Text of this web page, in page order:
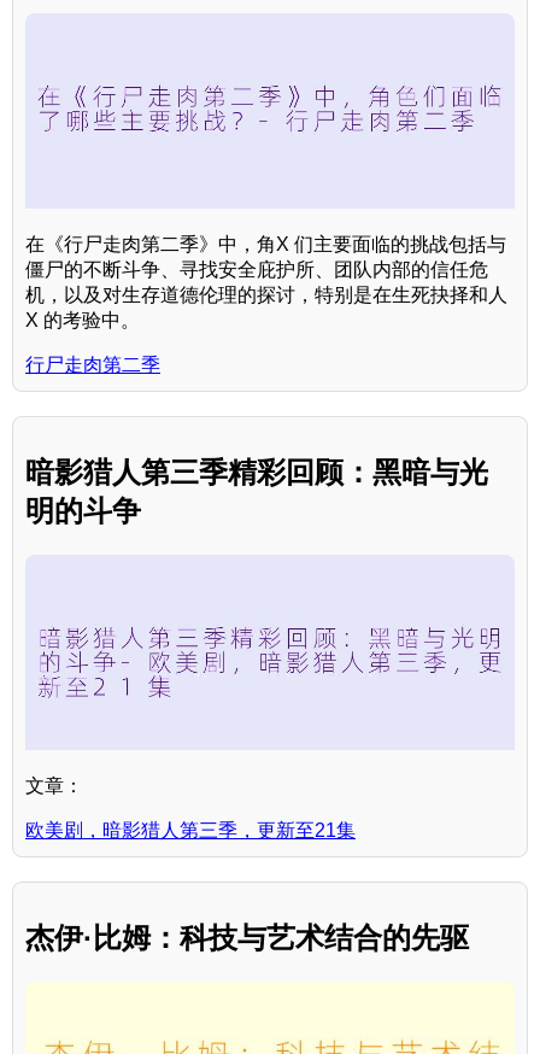
在《行尸走肉第二季》中，角X 们主要面临的挑战包括与
僵尸的不断斗争、寻找安全庇护所、团队内部的信任危
机，以及对生存道德伦理的探讨，特别是在生死抉择和人
X 的考验中。
行尸走肉第二季
暗影猎人第三季精彩回顾：黑暗与光
明的斗争
文章：
欧美剧，暗影猎人第三季，更新至21集
杰伊·比姆：科技与艺术结合的先驱